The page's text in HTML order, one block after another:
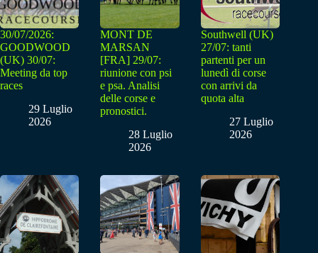
30/07/2026:
GOODWOOD
(UK) 30/07:
Meeting da top
races
29 Luglio
2026
MONT DE
MARSAN
[FRA] 29/07:
riunione con psi
e psa. Analisi
delle corse e
pronostici.
28 Luglio
2026
Southwell (UK)
27/07: tanti
partenti per un
lunedì di corse
con arrivi da
quota alta
27 Luglio
2026